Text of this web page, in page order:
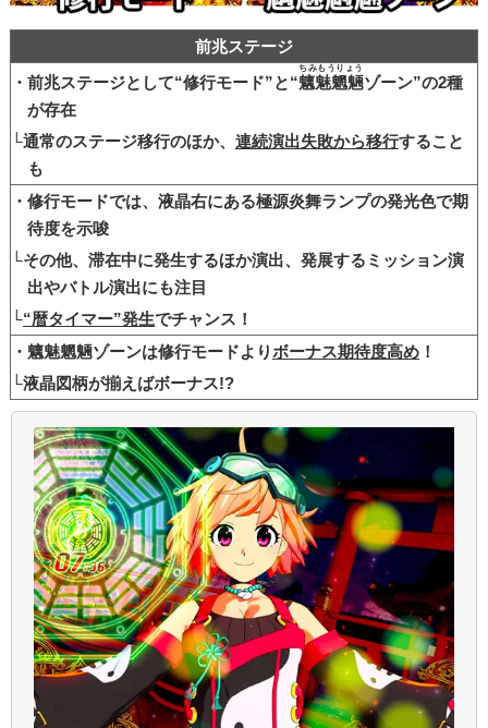
前兆ステージ
・前兆ステージとして“修行モード”と“魑魅魍魎
ちみもうりょう
ゾーン”の2種
が存在
└通常のステージ移行のほか、 連続演出失敗から移行すること
も
・修行モードでは、液晶右にある極源炎舞ランプの発光色で期
待度を示唆
└その他、滞在中に発生するほか演出、発展するミッション演
出やバトル演出にも注目
└“暦タイマー”発生でチャンス！
・魑魅魍魎ゾーンは修行モードよりボーナス期待度高め ！
└液晶図柄が揃えばボーナス!?